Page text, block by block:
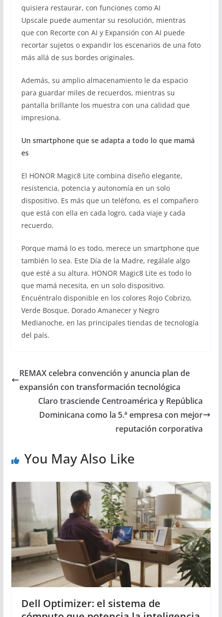
quisiera restaurar, con funciones como AI
Upscale puede aumentar su resolución, mientras
que con Recorte con AI y Expansión con AI puede
recortar sujetos o expandir los escenarios de una foto
más allá de sus bordes originales.
Además, su amplio almacenamiento le da espacio
para guardar miles de recuerdos, mientras su
pantalla brillante los muestra con una calidad que
impresiona.
Un smartphone que se adapta a todo lo que mamá
es
El HONOR Magic8 Lite combina diseño elegante,
resistencia, potencia y autonomía en un solo
dispositivo. Es más que un teléfono, es el compañero
que está con ella en cada logro, cada viaje y cada
recuerdo.
Porque mamá lo es todo, merece un smartphone que
también lo sea. Este Día de la Madre, regálale algo
que esté a su altura. HONOR Magic8 Lite es todo lo
que mamá necesita, en un solo dispositivo.
Encuéntralo disponible en los colores Rojo Cobrizo,
Verde Bosque, Dorado Amanecer y Negro
Medianoche, en las principales tiendas de tecnología
del país.
REMAX celebra convención y anuncia plan de
expansión con transformación tecnológica
Claro trasciende Centroamérica y República
Dominicana como la 5.ª empresa con mejor
reputación corporativa
You May Also Like
Dell Optimizer: el sistema de